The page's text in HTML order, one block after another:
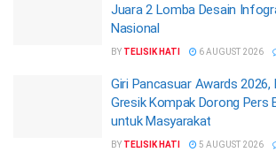
Juara 2 Lomba Desain
Nasional
BY TELISIK HATI 6 AUGUST 2026
Giri Pancasuar Awards 2026,
Gresik Kompak Dorong Pers
untuk Masyarakat
BY TELISIK HATI 5 AUGUST 2026